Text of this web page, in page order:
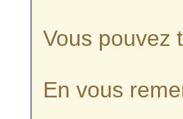
Vous pouvez
En vous